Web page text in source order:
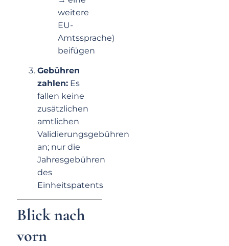
weitere
EU-
Amtssprache)
beifügen
Gebühren
zahlen: Es
fallen keine
zusätzlichen
amtlichen
Validierungsgebühren
an; nur die
Jahresgebühren
des
Einheitspatents
Blick nach
vorn